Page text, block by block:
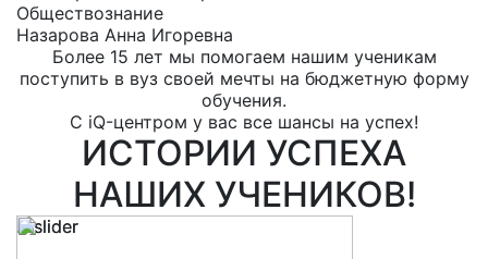
Обществознание
Назарова Анна Игоревна
Более 15 лет мы помогаем нашим ученикам
поступить в вуз своей мечты на бюджетную форму
обучения.
С iQ-центром у вас все шансы на успех!
ИСТОРИИ УСПЕХА
НАШИХ УЧЕНИКОВ!